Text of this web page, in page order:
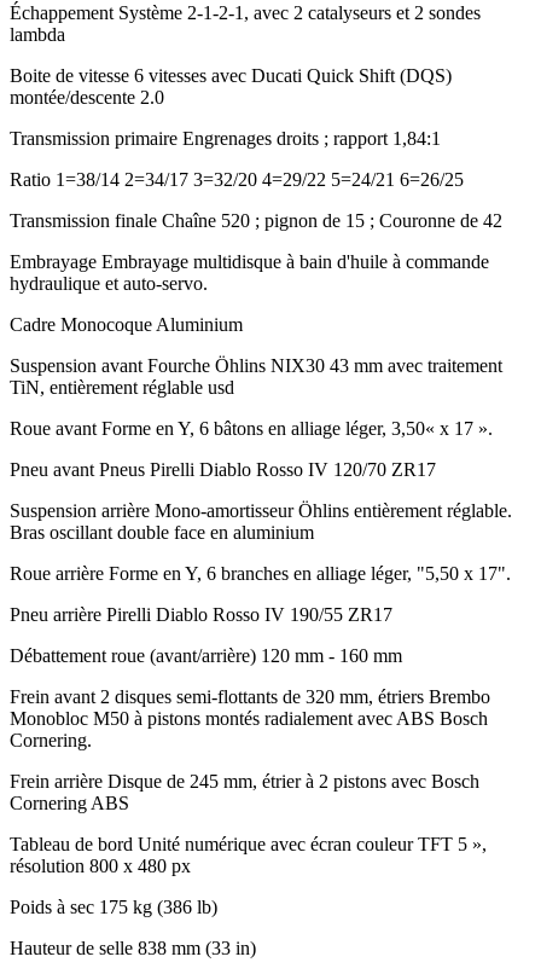
Échappement Système 2-1-2-1, avec 2 catalyseurs et 2 sondes
lambda
Boite de vitesse 6 vitesses avec Ducati Quick Shift (DQS)
montée/descente 2.0
Transmission primaire Engrenages droits ; rapport 1,84:1
Ratio 1=38/14 2=34/17 3=32/20 4=29/22 5=24/21 6=26/25
Transmission finale Chaîne 520 ; pignon de 15 ; Couronne de 42
Embrayage Embrayage multidisque à bain d'huile à commande
hydraulique et auto-servo.
Cadre Monocoque Aluminium
Suspension avant Fourche Öhlins NIX30 43 mm avec traitement
TiN, entièrement réglable usd
Roue avant Forme en Y, 6 bâtons en alliage léger, 3,50« x 17 ».
Pneu avant Pneus Pirelli Diablo Rosso IV 120/70 ZR17
Suspension arrière Mono-amortisseur Öhlins entièrement réglable.
Bras oscillant double face en aluminium
Roue arrière Forme en Y, 6 branches en alliage léger, "5,50 x 17".
Pneu arrière Pirelli Diablo Rosso IV 190/55 ZR17
Débattement roue (avant/arrière) 120 mm - 160 mm
Frein avant 2 disques semi-flottants de 320 mm, étriers Brembo
Monobloc M50 à pistons montés radialement avec ABS Bosch
Cornering.
Frein arrière Disque de 245 mm, étrier à 2 pistons avec Bosch
Cornering ABS
Tableau de bord Unité numérique avec écran couleur TFT 5 »,
résolution 800 x 480 px
Poids à sec 175 kg (386 lb)
Hauteur de selle 838 mm (33 in)